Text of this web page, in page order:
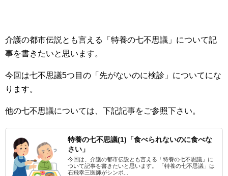
介護の都市伝説とも言える「特養の七不思議」について記
事を書きたいと思います。
今回は七不思議5つ目の「先がないのに検診」についてにな
ります。
他の七不思議については、下記記事をご参照下さい。
特養の七不思議(1)「食べられないのに食べな
さい」
今回は、介護の都市伝説とも言える「特養の七不思議」に
ついて記事を書きたいと思います。 「特養の七不思議」は
石飛幸三医師がシンポ...